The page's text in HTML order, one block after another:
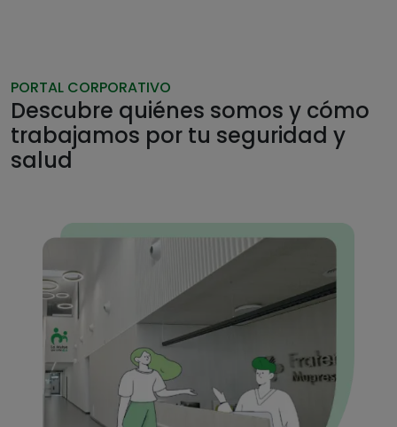
PORTAL CORPORATIVO
Descubre quiénes somos y cómo
trabajamos por tu seguridad y
salud